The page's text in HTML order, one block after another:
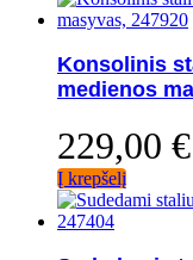
Konsolinis
medienos
229,00 €
Į krepšelį